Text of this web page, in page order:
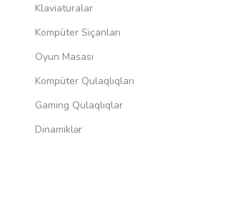
Klaviaturalar
Kompüter Siçanları
Oyun Masası
Kompüter Qulaqlıqları
Gaming Qulaqlıqlar
Dinamiklər